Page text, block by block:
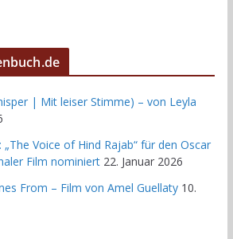
| Mit leiser Stimme) – von Leyla
Voice of Hind Rajab“ für den Oscar
Film nominiert 22. Januar 2026
From – Film von Amel Guellaty 10.